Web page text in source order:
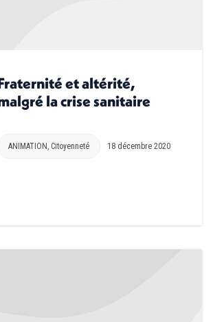
et altérité,
la crise sanitaire
ANIMATION , Citoyenneté 18 décembre 2020